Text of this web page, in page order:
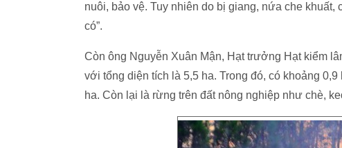
nuôi, bảo vệ. Tuy nhiên do bị giang, nứa che
có”.
Còn ông Nguyễn Xuân Mận, Hạt trưởng Hạt kiểm
với tổng diện tích là 5,5 ha. Trong đó, có khoảng
ha. Còn lại là rừng trên đất nông nghiệp như chè,